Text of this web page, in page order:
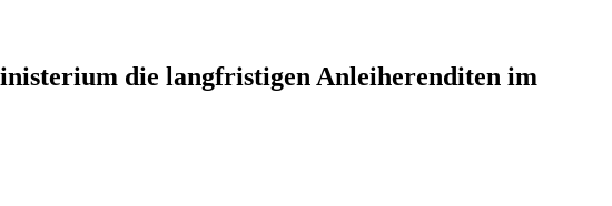
die langfristigen Anleiherenditen im